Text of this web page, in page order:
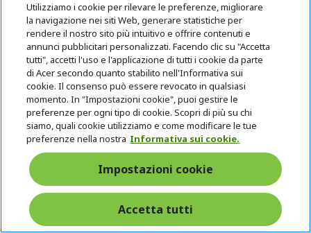
Utilizziamo i cookie per rilevare le preferenze, migliorare
la navigazione nei siti Web, generare statistiche per
rendere il nostro sito più intuitivo e offrire contenuti e
annunci pubblicitari personalizzati. Facendo clic su "Accetta
tutti", accetti l'uso e l'applicazione di tutti i cookie da parte
di Acer secondo quanto stabilito nell'Informativa sui
cookie. Il consenso può essere revocato in qualsiasi
momento. In "Impostazioni cookie", puoi gestire le
preferenze per ogni tipo di cookie. Scopri di più su chi
siamo, quali cookie utilizziamo e come modificare le tue
preferenze nella nostra Informativa sui cookie.
Impostazioni cookie
Accetta tutti